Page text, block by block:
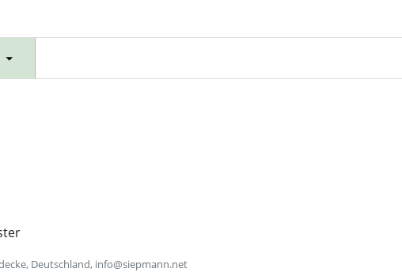
Deutschland, info@siepmann.net